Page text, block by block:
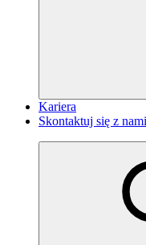
Kariera
Skontaktuj się z nami